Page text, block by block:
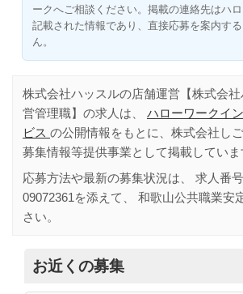
ークへご相談ください。掲載の連絡先はハ
記載された情報であり、直接応募を案内す
ん。
株式会社ハッスルの店舗運営【株式会
営管理職】の求人は、 ハローワークイ
ビス の公開情報をもとに、株式会社し
募集情報等提供事業として掲載していま
応募方法や最新の募集状況は、 求人番号
09072361 を添えて、 和歌山公共職業安
さい。
お近くの募集